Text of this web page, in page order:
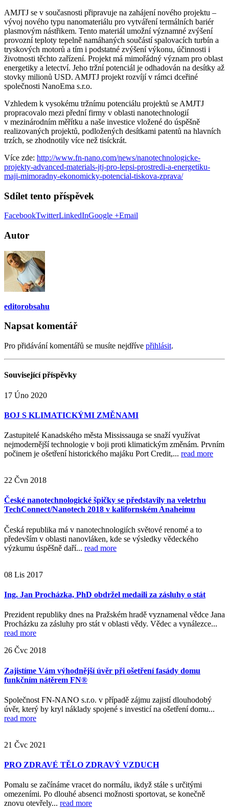
AMJTJ se v současnosti připravuje na zahájení nového projektu –
vývoj nového typu nanomateriálu pro vytváření termálních bariér
plasmovým nástřikem. Tento materiál umožní významné zvýšení
provozní teploty tepelně namáhaných součástí spalovacích turbín a
tryskových motorů a tím i podstatné zvýšení výkonu, účinnosti i
životnosti těchto zařízení. Projekt má mimořádný význam pro oblast
energetiky a letectví. Jeho tržní potenciál je odhadován na desítky až
stovky milionů USD. AMJTJ projekt rozvíjí v rámci dceřiné
společnosti NanoEma s.r.o.
Vzhledem k vysokému tržnímu potenciálu projektů se AMJTJ
propracovalo mezi přední firmy v oblasti nanotechnologií
v mezinárodním měřítku a naše investice vložené do úspěšně
realizovaných projektů, podložených desítkami patentů na hlavních
trzích, se zhodnotily více než tisíckrát.
Více zde: http://www.fn-nano.com/news/nanotechnologicke-
projekty-advanced-materials-jtj-pro-lepsi-prostredi-a-energetiku-
maji-mimoradny-ekonomicky-potencial-tiskova-zprava/
Sdílet tento příspěvek
FacebookTwitterLinkedInGoogle +Email
Autor
editorobsahu
Napsat komentář
Pro přidávání komentářů se musíte nejdříve přihlásit.
Souvisejícípříspěvky
17 Úno 2020
BOJ S KLIMATICKÝMI ZMĚNAMI
Zastupitelé Kanadského města Mississauga se snaží využívat
nejmodernější technologie v boji proti klimatickým změnám. Prvním
počinem je ošetření historického majáku Port Credit,... read more
22 Čvn 2018
České nanotechnologické špičky se představily na veletrhu
TechConnect/Nanotech 2018 v kalifornském Anaheimu
Česká republika má v nanotechnologiích světové renomé a to
především v oblasti nanovláken, kde se výsledky vědeckého
výzkumu úspěšně daří... read more
08 Lis 2017
Ing. Jan Procházka, PhD obdržel medaili za zásluhy o stát
Prezident republiky dnes na Pražském hradě vyznamenal vědce Jana
Procházku za zásluhy pro stát v oblasti vědy. Vědec a vynálezce...
read more
26 Čvc 2018
Zajistíme Vám výhodnější úvěr při ošetření fasády domu
funkčním nátěrem FN®
Společnost FN-NANO s.r.o. v případě zájmu zajistí dlouhodobý
úvěr, který by kryl náklady spojené s investicí na ošetření domu...
read more
21 Čvc 2021
PRO ZDRAVÉ TĚLO ZDRAVÝ VZDUCH
Pomalu se začínáme vracet do normálu, ikdyž stále s určitými
omezeními. Po dlouhé absenci možnosti sportovat, se konečně
znovu otevřely... read more